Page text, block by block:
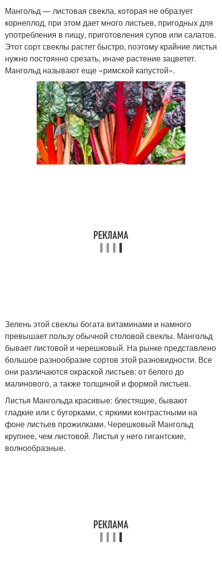
Мангольд — листовая свекла, которая не образует
корнеплод, при этом дает много листьев, пригодных для
употребления в пищу, приготовления супов или салатов.
Этот сорт свеклы растет быстро, поэтому крайние листья
нужно постоянно срезать, иначе растение зацветет.
Мангольд называют еще «римской капустой».
Зелень этой свеклы богата витаминами и намного
превышает пользу обычной столовой свеклы. Мангольд
бывает листовой и черешковый. На рынке представлено
большое разнообразие сортов этой разновидности. Все
они различаются окраской листьев: от белого до
малинового, а также толщиной и формой листьев.
Листья Мангольда красивые: блестящие, бывают
гладкие или с бугорками, с яркими контрастными на
фоне листьев прожилками. Черешковый Мангольд
крупнее, чем листовой. Листья у него гигантские,
волнообразные.